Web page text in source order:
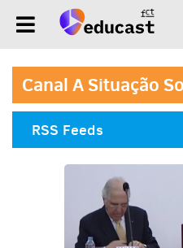
Canal A Situação
RSS Feeds